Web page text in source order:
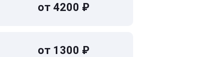
от 4200 ₽
от 1300 ₽